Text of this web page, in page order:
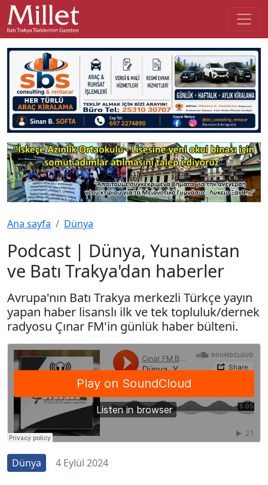
Ana sayfa Dünya
Podcast | Dünya, Yunanistan
ve Batı Trakya'dan haberler
Avrupa'nın Batı Trakya merkezli Türkçe yayın
yapan haber lisanslı ilk ve tek topluluk/dernek
radyosu Çınar FM'in günlük haber bülteni.
Dünya 4 Eylül 2024